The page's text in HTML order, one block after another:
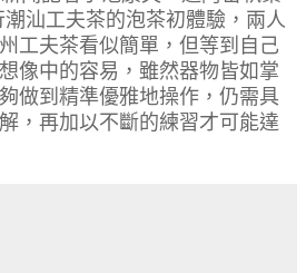
潮汕工夫茶的泡茶初體驗，兩人
工夫茶看似簡單，但等到自己
像中的容易，雖然器物皆如掌
做到精準優雅地操作，仍需具
，再加以不斷的練習才可能達